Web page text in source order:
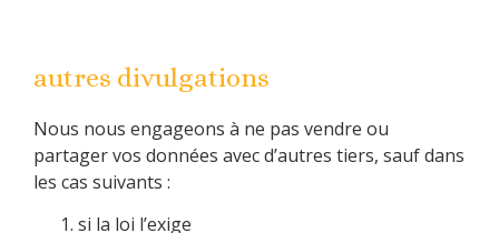
autres divulgations
Nous nous engageons à ne pas vendre ou
partager vos données avec d’autres tiers, sauf dans
les cas suivants :
si la loi l’exige